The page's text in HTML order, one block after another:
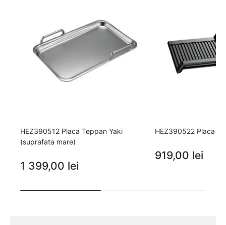
HEZ390512 Placa Teppan Yaki
(suprafata mare)
1 399,00 lei
HEZ390522 Placa
919,00 lei